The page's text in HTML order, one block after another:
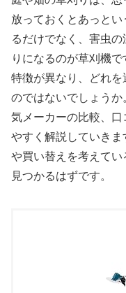
放っておくとあっと
るだけでなく、害虫
りになるのが草刈機
特徴が異なり、どれ
のではないでしょうか
気メーカーの比較、口
やすく解説していき
や買い替えを考えて
見つかるはずです。